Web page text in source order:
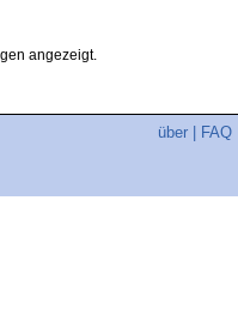
angezeigt.
über FAQ